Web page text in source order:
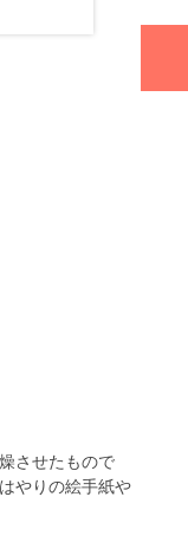
させたもので
やりの絵手紙や